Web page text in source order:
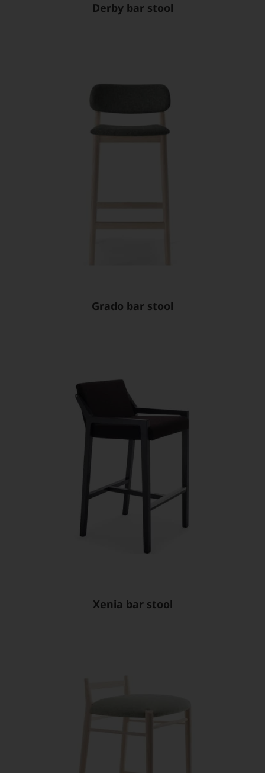
Derby bar stool
Grado bar stool
Xenia bar stool